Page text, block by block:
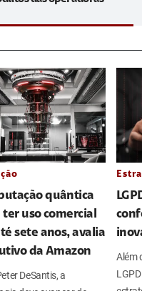
quântica
ter uso comercial
sete anos, avalia
da Amazon
DeSantis, a
Além